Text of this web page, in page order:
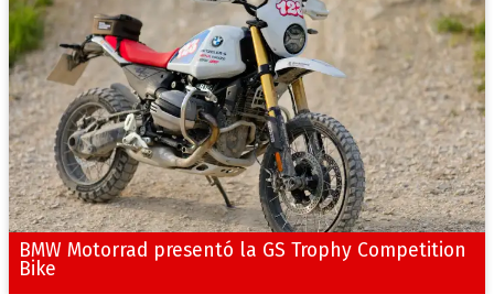
BMW Motorrad presentó la GS Trophy Competition
Bike